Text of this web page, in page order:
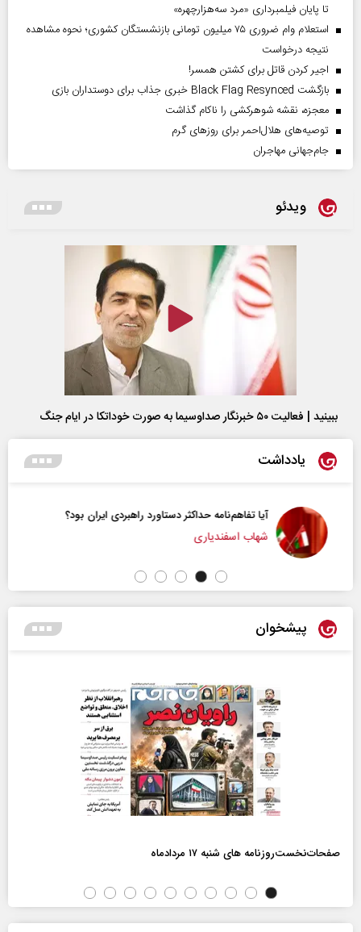
تا پایان فیلمبرداری «مرد سه‌هزارچهره»
استعلام وام ضروری ۷۵ میلیون تومانی بازنشستگان کشوری؛ نحوه مشاهده
نتیجه درخواست
اجیر کردن قاتل برای کشتن همسر!
بازگشت Black Flag Resynced خبری جذاب برای دوستداران بازی
معجزه، نقشه شوهرکشی را ناکام گذاشت
توصیه‌های هلال‌احمر برای روز‌های گرم
جام‌جهانی مهاجران
ویدئو
ببینید | فعالیت ۵۰ خبرنگار صداوسیما به صورت خوداتکا در ایام جنگ
یادداشت
آیا تفاهم‌نامه حداکثر دستاورد راهبردی ایران بود؟
شهاب اسفندیاری
پیشخوان
صفحات‌نخست‌روزنامه ها‌ی شنبه ۱۷ مردادماه